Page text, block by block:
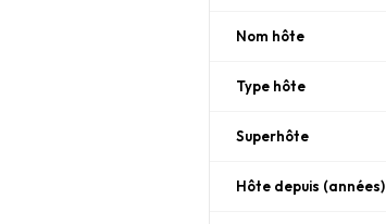
Nom hôte
Type hôte
Superhôte
Hôte depuis (années)